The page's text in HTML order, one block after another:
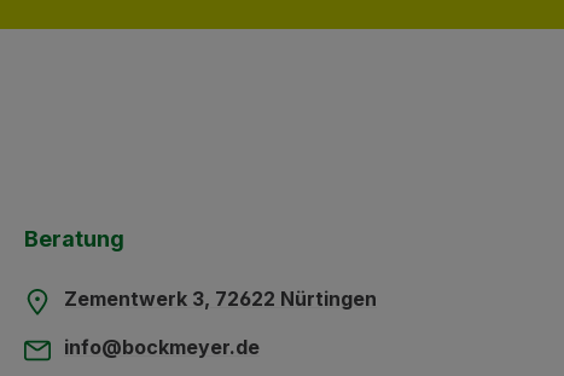
Beratung
Zementwerk 3, 72622 Nürtingen
info@bockmeyer.de